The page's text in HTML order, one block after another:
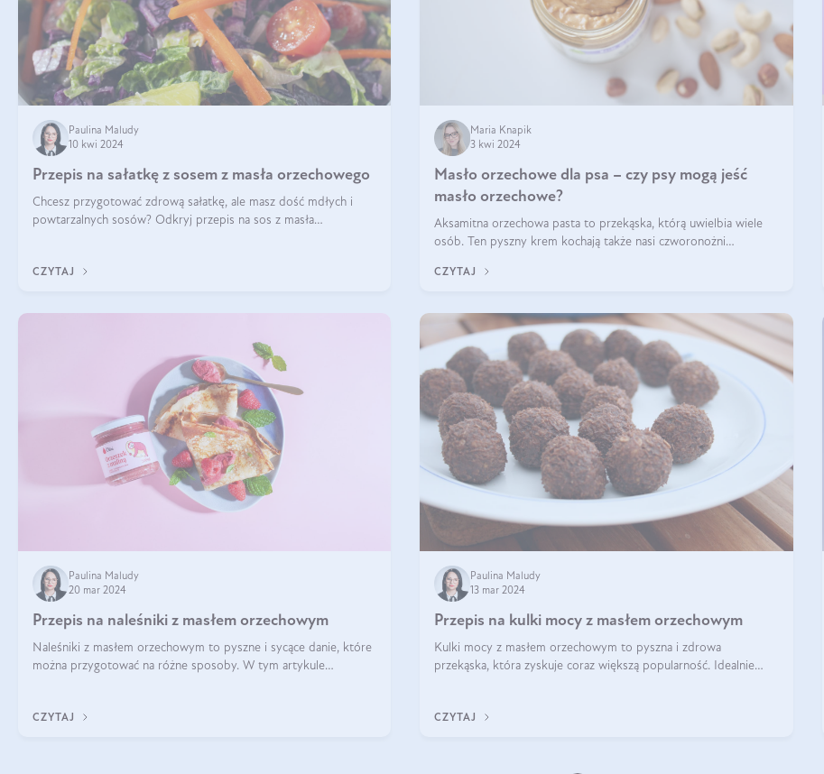
Paulina Maludy
10 kwi 2024
Przepis na sałatkę z sosem z masła orzechowego
Chcesz przygotować zdrową sałatkę, ale masz dość mdłych i
powtarzalnych sosów? Odkryj przepis na sos z masła
CZYTAJ
Maria Knapik
3 kwi 2024
Masło orzechowe dla psa – czy psy mogą jeść
masło orzechowe?
Aksamitna orzechowa pasta to przekąska, którą uwielbia wiele
osób. Ten pyszny krem kochają także nasi czworonożni
Czy jest ono bezpieczne d
CZYTAJ
Paulina Maludy
20 mar 2024
Przepis na naleśniki z masłem orzechowym
Naleśniki z masłem orzechowym to pyszne i sycące danie, które
można przygotować na różne sposoby. W tym artykule
CZYTAJ
Paulina Maludy
13 mar 2024
Przepis na kulki mocy z masłem orzechowym
Kulki mocy z masłem orzechowym to pyszna i zdrowa
przekąska, która zyskuje coraz większą popularność. Idealnie
CZYTAJ